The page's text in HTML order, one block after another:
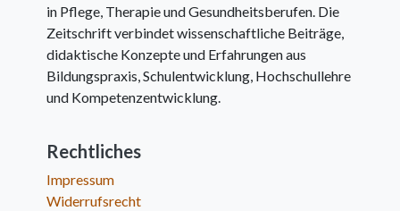
in Pflege, Therapie und Gesundheitsberufen. Die
Zeitschrift verbindet wissenschaftliche Beiträge,
didaktische Konzepte und Erfahrungen aus
Bildungspraxis, Schulentwicklung, Hochschullehre
und Kompetenzentwicklung.
Rechtliches
Impressum
Widerrufsrecht